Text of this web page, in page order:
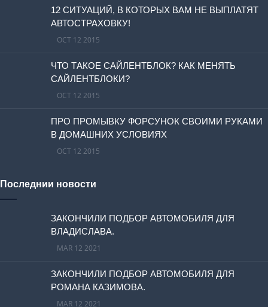
12 СИТУАЦИЙ, В КОТОРЫХ ВАМ НЕ ВЫПЛАТЯТ
АВТОСТРАХОВКУ!
OCT 12 2015
ЧТО ТАКОЕ САЙЛЕНТБЛОК? КАК МЕНЯТЬ
САЙЛЕНТБЛОКИ?
OCT 12 2015
ПРО ПРОМЫВКУ ФОРСУНОК СВОИМИ РУКАМИ
В ДОМАШНИХ УСЛОВИЯХ
OCT 12 2015
Последнии новости
ЗАКОНЧИЛИ ПОДБОР АВТОМОБИЛЯ ДЛЯ
ВЛАДИСЛАВА.
MAR 12 2021
ЗАКОНЧИЛИ ПОДБОР АВТОМОБИЛЯ ДЛЯ
РОМАНА КАЗИМОВА.
MAR 12 2021